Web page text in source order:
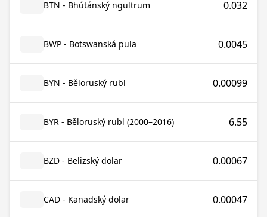
BTN - Bhútánský ngultrum 0.032
BWP - Botswanská pula 0.0045
BYN - Běloruský rubl 0.00099
BYR - Běloruský rubl (2000–2016) 6.55
BZD - Belizský dolar 0.00067
CAD - Kanadský dolar 0.00047